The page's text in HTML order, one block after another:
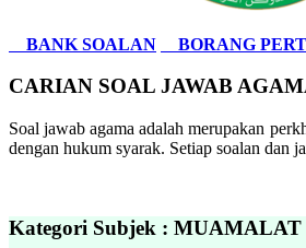
BANK SOALAN BORANG
CARIAN SOAL JAWAB
Soal jawab agama adalah merupakan
dengan hukum syarak. Setiap soalan dan
Kategori Subjek : MUAMALAT